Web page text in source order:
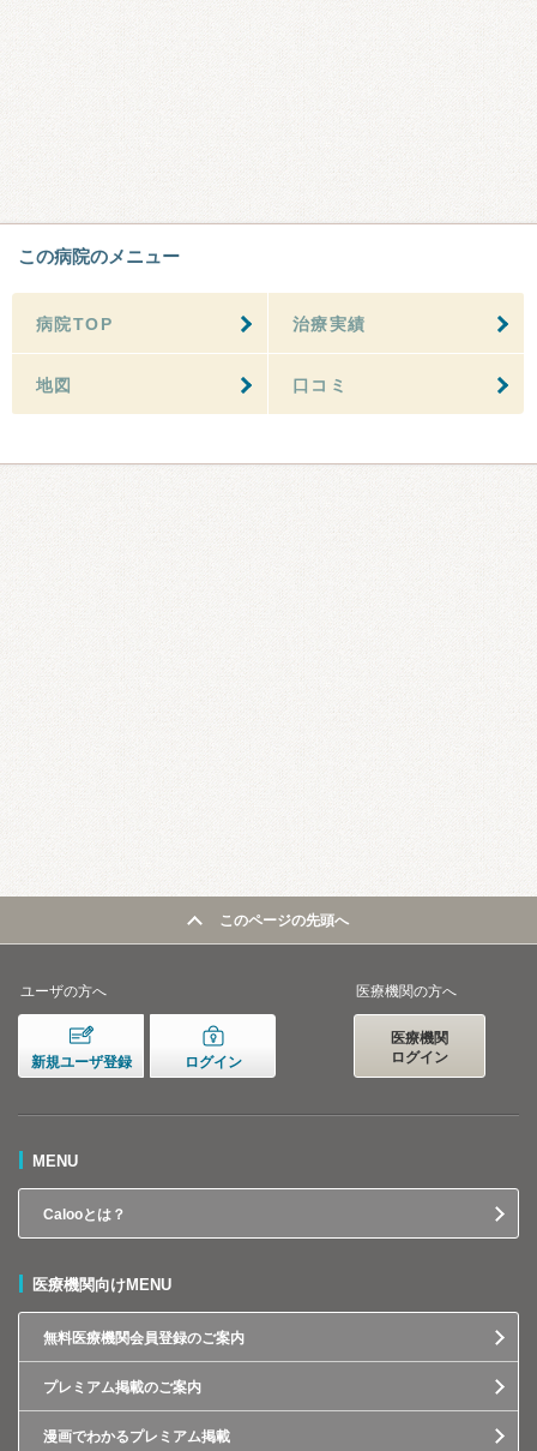
この病院のメニュー
病院TOP 治療実績
地図 口コミ
このページの先頭へ
ユーザの方へ
新規ユーザ登録 ログイン
医療機関の方へ
医療機関
ログイン
MENU
Calooとは？
医療機関向けMENU
無料医療機関会員登録のご案内
プレミアム掲載のご案内
漫画でわかるプレミアム掲載